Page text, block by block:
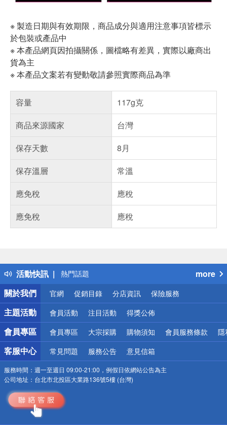
※ 製造日期與有效期限，商品成分與適用注意事項皆標示
於包裝或產品中
※ 本產品網頁因拍攝關係，圖檔略有差異，實際以廠商出
貨為主
※ 本產品文案若有變動敬請參照實際商品為準
容量
117g克
商品來源國家
台灣
保存天數
8月
保存溫層
常溫
應免稅
應稅
應免稅
應稅
活動快訊
得獎公告
熱門話題
銀行優惠
偏遠地區配送
詐騙網頁！請小心！
more
關於我們
官網 促銷目錄 分店資訊 保險服務
主題活動 會員活動 注目活動 得獎公佈
會員專區 會員專區 大宗採購 購物須知 會員服務條款 隱
客服中心 常見問題 服務公告 意見信箱
服務時間： 週一至週日 09:00-21:00，例假日依網站公告為主
公司地址： 台北市北投區大業路136號5樓 (台灣)